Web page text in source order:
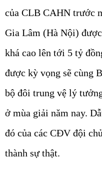
của CLB CAHN trước
Gia Lâm (Hà Nội)
khá cao lên tới 5 tỷ
được kỳ vọng sẽ cùng
bộ đôi trung vệ lý
ở mùa giải năm nay.
đó của các CĐV đội
thành sự thật.